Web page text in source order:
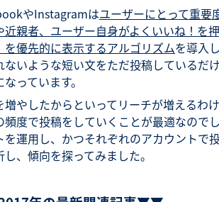
やInstagramはユーザーにとって重要
近親者、ユーザー自身がよくいいね！を
を優先的に表示するアルゴリズムを導入
ないような短い文をただ投稿しているだ
っています。
増やしたからといってリーチが増えるわ
頻度で投稿をしていくことが最適なので
を運用し、かつそれぞれのアカウントで
、傾向を探ってみました。